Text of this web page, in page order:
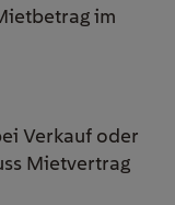
im
Verkauf oder
Mietvertrag